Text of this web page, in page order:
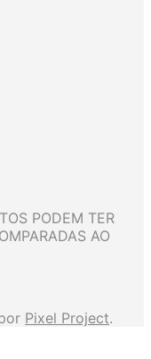
PODEM TER
AO
Pixel Project.